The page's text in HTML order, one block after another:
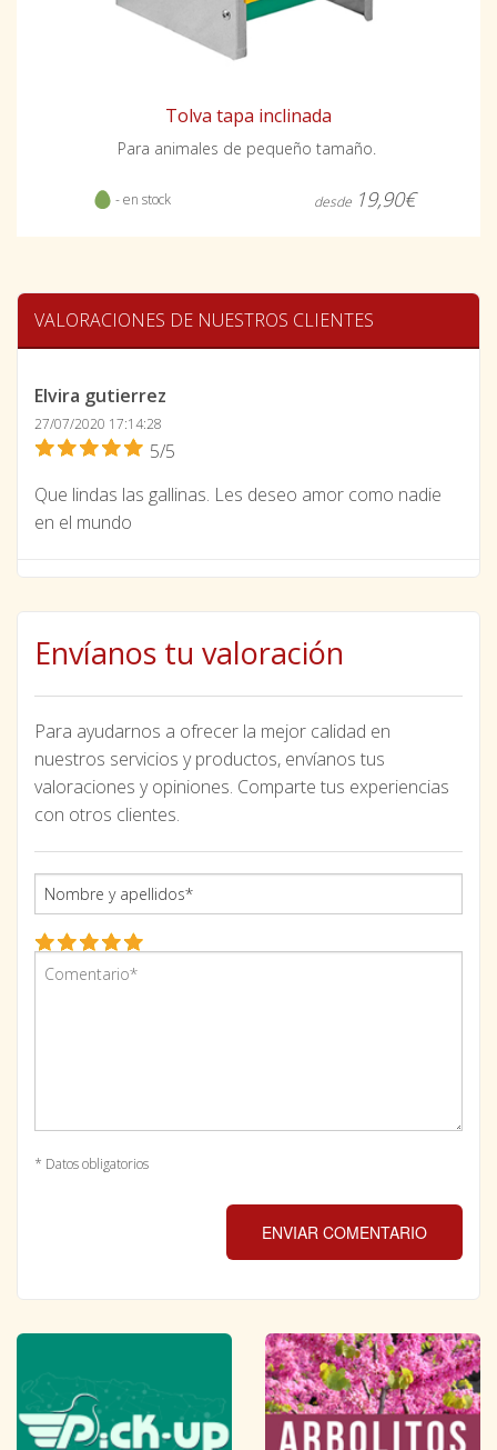
Tolva tapa inclinada
Para animales de pequeño tamaño.
- en stock desde 19,90€
VALORACIONES DE NUESTROS CLIENTES
Elvira gutierrez
27/07/2020 17:14:28
5/5
Que lindas las gallinas. Les deseo amor como nadie
en el mundo
Envíanos tu valoración
Para ayudarnos a ofrecer la mejor calidad en
nuestros servicios y productos, envíanos tus
valoraciones y opiniones. Comparte tus experiencias
con otros clientes.
* Datos obligatorios
ENVIAR COMENTARIO